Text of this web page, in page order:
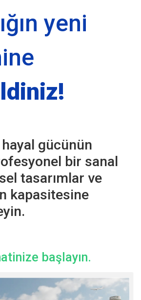
yeni
gücünün
bir sanal
tasarımlar ve
kapasitesine
başlayın.